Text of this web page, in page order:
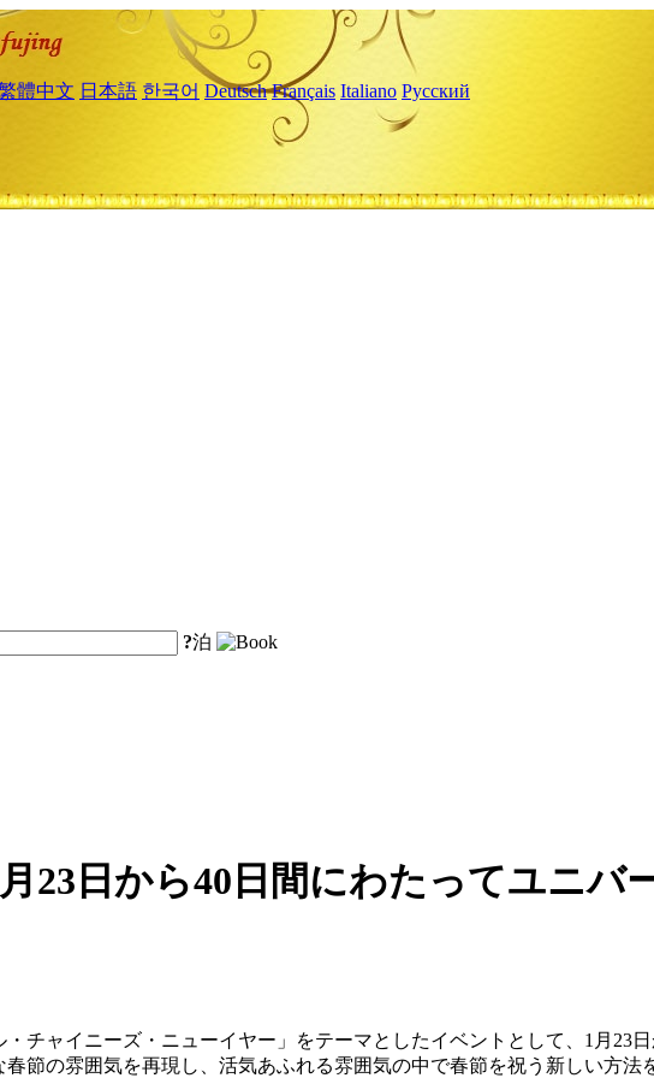
體中文 日本語 한국어 Deutsch Français Italiano Русский
?泊
23日から40日間にわたってユニバ
チャイニーズ・ニューイヤー」をテーマとしたイベントとして、1月23
節の雰囲気を再現し、活気あふれる雰囲気の中で春節を祝う新しい方法